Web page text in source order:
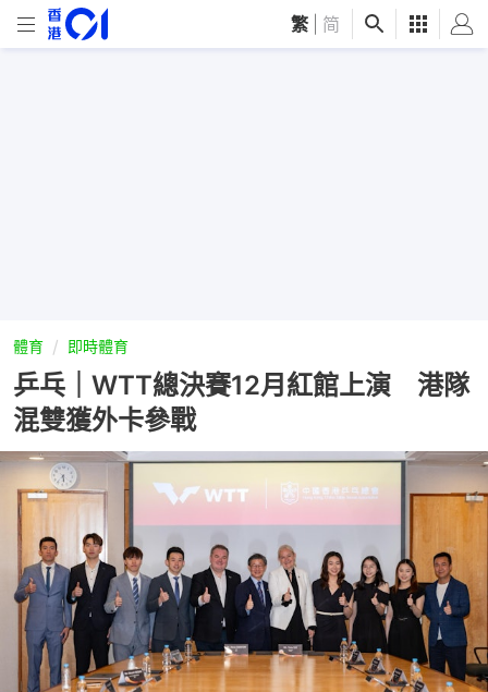
繁 简
體育 即時體育
乒乓｜WTT總決賽12月紅館上演 港隊
混雙獲外卡參戰